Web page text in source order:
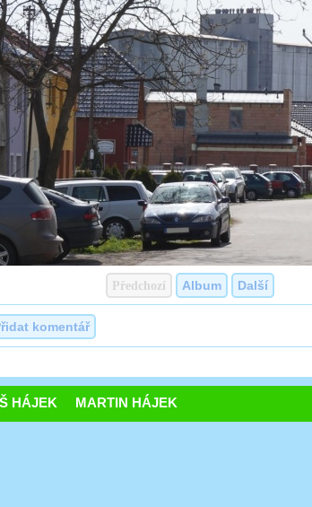
Předchozí Album Další
komentář
HÁJEK MARTIN HÁJEK